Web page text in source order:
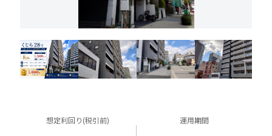
想定利回り(税引前) 運用期間